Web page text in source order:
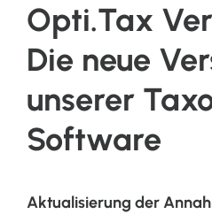
Opti.Tax
Die neue
unserer
Software
Aktualisierung der